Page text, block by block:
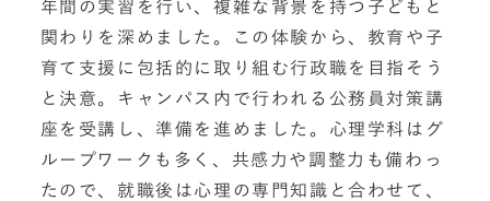
年間の実習を行い、複雑な背景を持つ子どもと
関わりを深めました。この体験から、教育や子
育て支援に包括的に取り組む行政職を目指そう
と決意。キャンパス内で行われる公務員対策講
座を受講し、準備を進めました。心理学科はグ
ループワークも多く、共感力や調整力も備わっ
たので、就職後は心理の専門知識と合わせて、